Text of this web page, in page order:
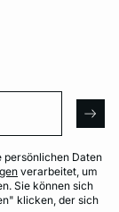
persönlichen Daten
verarbeitet, um
Sie können sich
klicken, der sich